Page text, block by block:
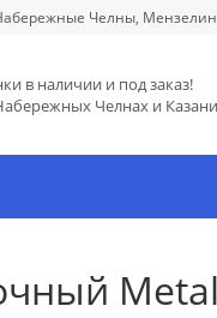
Челны,
в наличии и под заказ!
Челнах и